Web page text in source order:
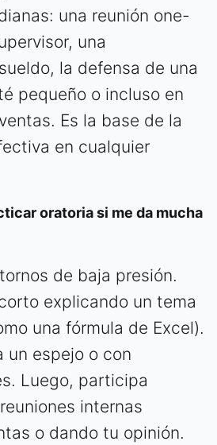
una reunión one-
una
la defensa de una
pequeño o incluso en
Es la base de la
en cualquier
oratoria si me da mucha
de baja presión.
explicando un tema
una fórmula de Excel).
un espejo o con
Luego, participa
internas
o dando tu opinión.